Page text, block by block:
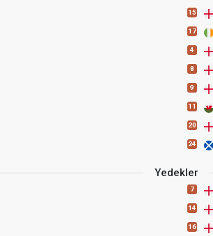
15
17
4
8
9
11
20
24
Yedekler
7
14
16